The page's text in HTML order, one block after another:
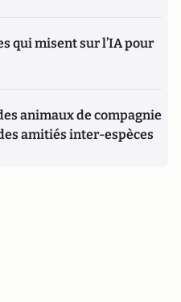
qui misent sur l’IA pour
animaux de compagnie
amitiés inter-espèces